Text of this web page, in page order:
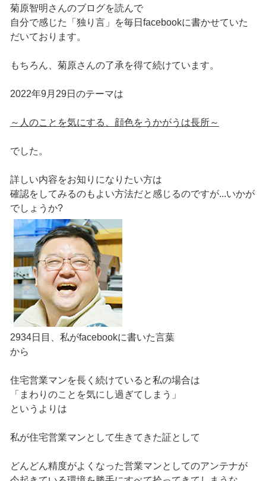
菊原智明さんのブログを読んで
自分で感じた「独り言」を毎日facebookに書かせていた
だいております。
もちろん、菊原さんの了承を得て続けています。
2022年9月29日のテーマは
～人のことを気にする、顔色をうかがうは長所～
でした。
詳しい内容をお知りになりたい方は
確認をしてみるのもよい方法だと感じるのですが...いかが
でしょうか?
2934日目、私がfacebookに書いた言葉
から
住宅営業マンを長く続けていると私の場合は
「まわりのことを気にし過ぎてしまう」
というよりは
私が住宅営業マンとして生きてきた証として
どんどん精度がよくなった営業マンとしてのアンテナが